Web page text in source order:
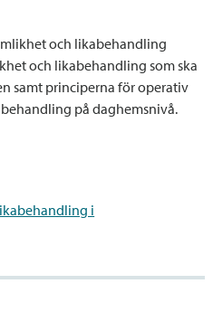
och likabehandling
och likabehandling som ska
samt principerna för operativ
på daghemsnivå.
i